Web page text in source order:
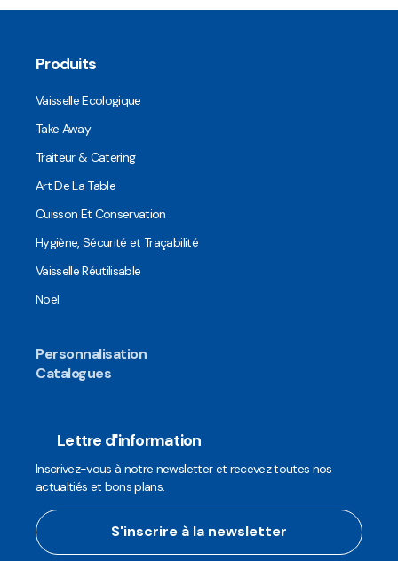
Produits
Vaisselle Ecologique
Take Away
Traiteur & Catering
Art De La Table
Cuisson Et Conservation
Hygiène, Sécurité et Traçabilité
Vaisselle Réutilisable
Noël
Personnalisation
Catalogues
Lettre d'information
Inscrivez-vous à notre newsletter et recevez toutes nos
actualtiés et bons plans.
S'inscrire à la newsletter